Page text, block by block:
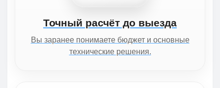
Точный расчёт до выезда
Вы заранее понимаете бюджет и основные
технические решения.